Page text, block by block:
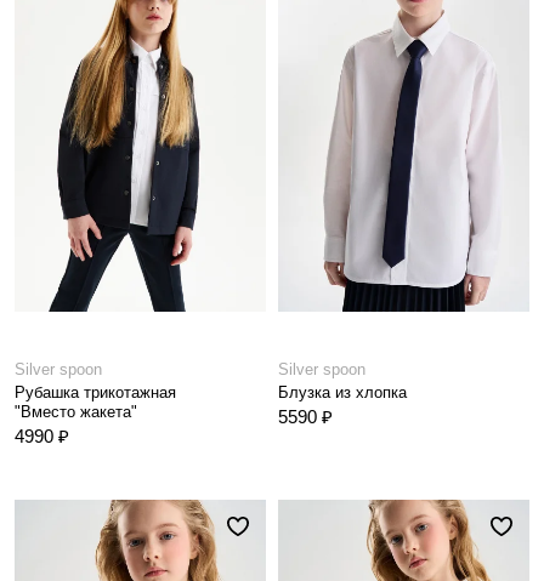
Silver spoon
Рубашка трикотажная
"Вместо жакета"
4990 ₽
Silver spoon
Блузка из хлопка
5590 ₽